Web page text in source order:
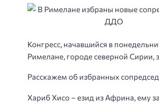
Конгресс, начавшийся в
Римелане, городе северной Сирии,
Расскажем об избранных
Хариб Хисо – езид из Африна, ему